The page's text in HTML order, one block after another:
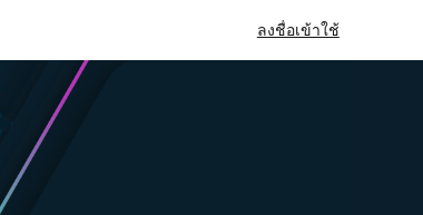
ลงชื่อเข้าใช้